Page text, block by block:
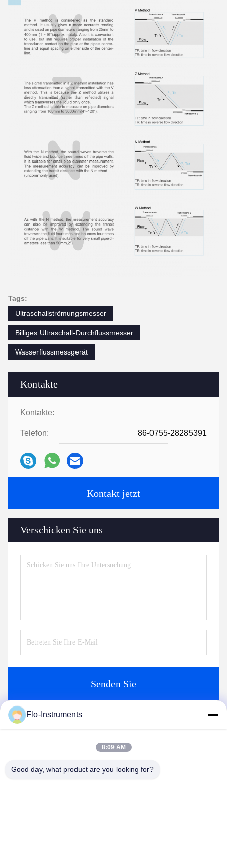
Kontakte
Kontakte:
Telefon: 86-0755-28285391
Kontakt jetzt
Verschicken Sie uns
Senden Sie
Tags:
Ultraschallströmungsmesser
Billiges Ultraschall-Durchflussmesser
Wasserflussmessgerät
Ähnliche Produkte
Flo-Instruments
8:09 AM
Good day, what product are you looking for?